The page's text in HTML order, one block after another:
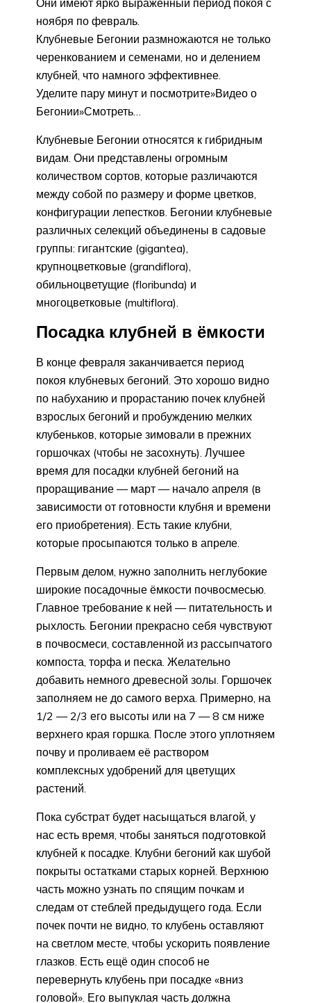
ноября по февраль.
Клубневые Бегонии размножаются не только
черенкованием и семенами, но и делением
клубней, что намного эффективнее.
Уделите пару минут и посмотрите»Видео о
Бегонии»Смотреть…
Клубневые Бегонии относятся к гибридным
видам. Они представлены огромным
количеством сортов, которые различаются
между собой по размеру и форме цветков,
конфигурации лепестков. Бегонии клубневые
различных селекций объединены в садовые
группы: гигантские (gigantea),
крупноцветковые (grandiflora),
обильноцветущие (floribunda) и
многоцветковые (multiflora).
Посадка клубней в ёмкости
В конце февраля заканчивается период
покоя клубневых бегоний. Это хорошо видно
по набуханию и прорастанию почек клубней
взрослых бегоний и пробуждению мелких
клубеньков, которые зимовали в прежних
горшочках (чтобы не засохнуть). Лучшее
время для посадки клубней бегоний на
проращивание — март — начало апреля (в
зависимости от готовности клубня и времени
его приобретения). Есть такие клубни,
которые просыпаются только в апреле.
Первым делом, нужно заполнить неглубокие
широкие посадочные ёмкости почвосмесью.
Главное требование к ней — питательность и
рыхлость. Бегонии прекрасно себя чувствуют
в почвосмеси, составленной из рассыпчатого
компоста, торфа и песка. Желательно
добавить немного древесной золы. Горшочек
заполняем не до самого верха. Примерно, на
1/2 — 2/3 его высоты или на 7 — 8 см ниже
верхнего края горшка. После этого уплотняем
почву и проливаем её раствором
комплексных удобрений для цветущих
растений.
Пока субстрат будет насыщаться влагой, у
нас есть время, чтобы заняться подготовкой
клубней к посадке. Клубни бегоний как шубой
покрыты остатками старых корней. Верхнюю
часть можно узнать по спящим почкам и
следам от стеблей предыдущего года. Если
почек почти не видно, то клубень оставляют
на светлом месте, чтобы ускорить появление
глазков. Есть ещё один способ не
перевернуть клубень при посадке «вниз
головой». Его выпуклая часть должна